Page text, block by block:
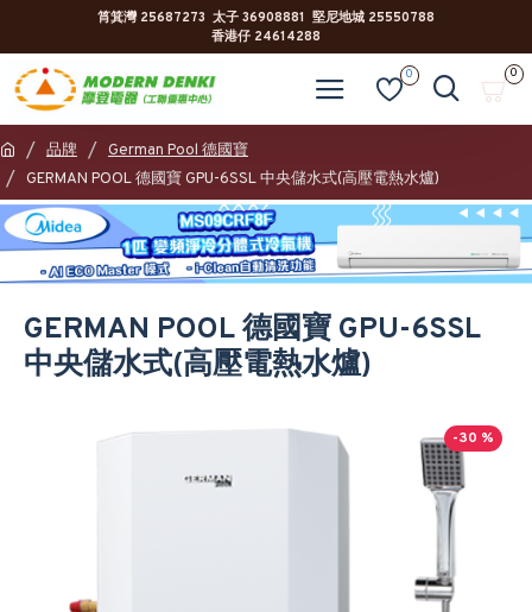
筲箕灣 25687273 太子 36908881 堅尼地城 25550788
香港仔 24614288
0 0
品牌
German Pool 德國寶
GERMAN POOL 德國寶 GPU-6SSL 中央儲水式(高壓電熱水爐)
GERMAN POOL 德國寶 GPU-6SSL
中央儲水式(高壓電熱水爐)
-30 %